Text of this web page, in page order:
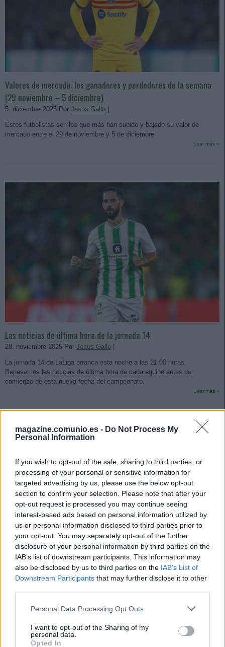
magazine.comunio.es - Do Not Process My
Personal Information
If you wish to opt-out of the sale, sharing to third parties, or
processing of your personal or sensitive information for
targeted advertising by us, please use the below opt-out
section to confirm your selection. Please note that after your
opt-out request is processed you may continue seeing
interest-based ads based on personal information utilized by
us or personal information disclosed to third parties prior to
your opt-out. You may separately opt-out of the further
disclosure of your personal information by third parties on the
IAB’s list of downstream participants. This information may
also be disclosed by us to third parties on the IAB’s List of
Downstream Participants that may further disclose it to other
Please note that this website/app uses one or more Google
not limited to your visit or usage behaviour. You may click to
grant or deny consent to Google and its third-party tags to
Personal Data Processing Opt Outs
I want to opt-out of the Sharing of my
personal data.
Opted In
Valores de mercado: los ganadores y perdedores de la semana
(29 noviembre – 5 diciembre)
5. diciembre 2025 Por Jesus Gallo |
Estos futbolistas son los que más han subido y bajado su valor de
mercado entre el 29 de noviembre y 5 de diciembre
Leer más »
Las noticias de última hora de la jornada 14
28. noviembre 2025 Por Jesus Gallo |
La jornada 14 de LaLiga arranca esta noche a las 21:00 horas.
Repasamos las noticias de última hora de cada equipo antes del
comienzo de esta nueva fecha del campeonato.
Leer más »
Las noticias de última hora de la jornada 38
23. mayo 2025 PorJesus Gallo|
La jornada 38 de Comunio arranca hoy a las 21:00 horas. Repasamos las
campeonato.